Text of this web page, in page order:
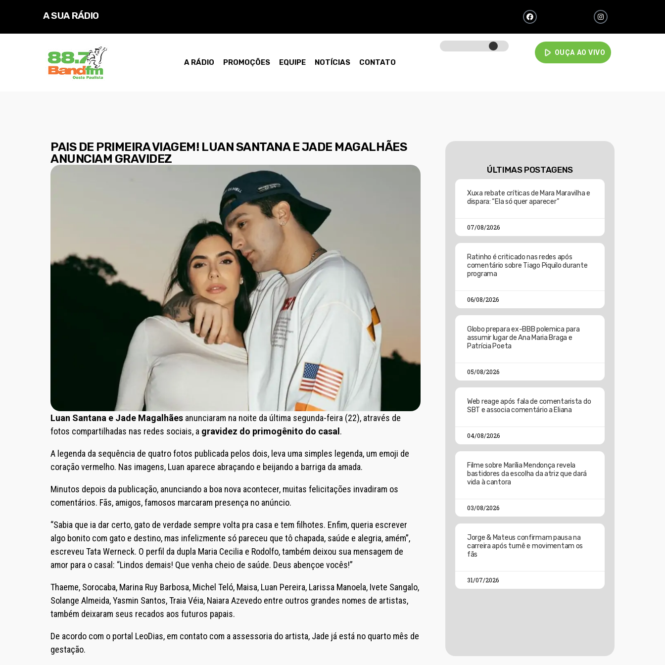
A SUA RÁDIO
A RÁDIO PROMOÇÕES EQUIPE NOTÍCIAS CONTATO
play_arrow OUÇA AO VIVO
PAIS DE PRIMEIRA VIAGEM! LUAN SANTANA E JADE MAGALHÃES
ANUNCIAM GRAVIDEZ
Luan Santana e Jade Magalhães anunciaram na noite da última segunda-feira (22), através de
fotos compartilhadas nas redes sociais, a gravidez do primogênito do casal .
A legenda da sequência de quatro fotos publicada pelos dois, leva uma simples legenda, um emoji de
coração vermelho. Nas imagens, Luan aparece abraçando e beijando a barriga da amada.
Minutos depois da publicação, anunciando a boa nova acontecer, muitas felicitações invadiram os
comentários. Fãs, amigos, famosos marcaram presença no anúncio.
“Sabia que ia dar certo, gato de verdade sempre volta pra casa e tem filhotes. Enfim, queria escrever
algo bonito com gato e destino, mas infelizmente só pareceu que tô chapada, saúde e alegria, amém”,
escreveu Tata Werneck. O perfil da dupla Maria Cecilia e Rodolfo, também deixou sua mensagem de
amor para o casal: “Lindos demais! Que venha cheio de saúde. Deus abençoe vocês!”
Thaeme, Sorocaba, Marina Ruy Barbosa, Michel Teló, Maisa, Luan Pereira, Larissa Manoela, Ivete Sangalo,
Solange Almeida, Yasmin Santos, Traia Véia, Naiara Azevedo entre outros grandes nomes de artistas,
também deixaram seus recados aos futuros papais.
De acordo com o portal LeoDias, em contato com a assessoria do artista, Jade já está no quarto mês de
gestação.
ÚLTIMAS POSTAGENS
Xuxa rebate críticas de Mara Maravilha e
dispara: “Ela só quer aparecer”
07/08/2026
Ratinho é criticado nas redes após
comentário sobre Tiago Piquilo durante
programa
06/08/2026
Globo prepara ex-BBB polemica para
assumir lugar de Ana Maria Braga e
Patrícia Poeta
05/08/2026
Web reage após fala de comentarista do
SBT e associa comentário a Eliana
04/08/2026
Filme sobre Marília Mendonça revela
bastidores da escolha da atriz que dará
vida à cantora
03/08/2026
Jorge & Mateus confirmam pausa na
carreira após turnê e movimentam os
fãs
31/07/2026